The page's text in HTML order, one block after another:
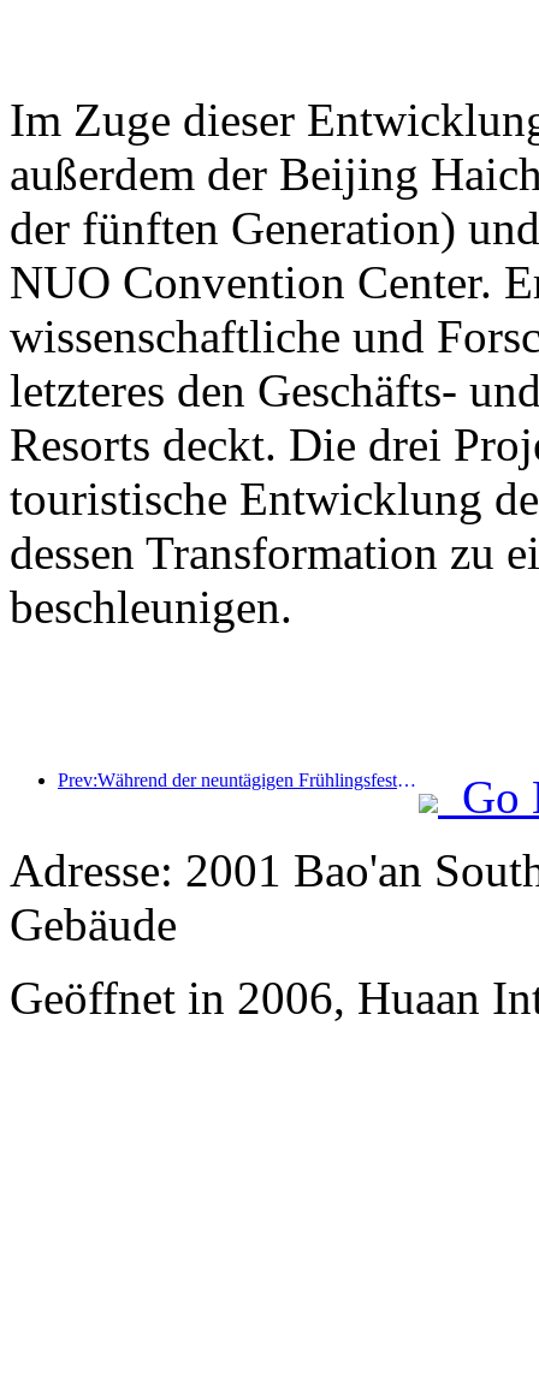
Im Zuge dieser
außerdem der Beijing
der fünften Generation)
NUO Convention Center.
wissenschaftliche und
letzteres den Geschäfts-
Resorts deckt. Die drei
touristische Entwicklung
dessen Transformation zu
beschleunigen.
Prev:Während der neuntägigen Frühlingsfesttage werden voraussichtlich mehr als 18 Millionen Menschen ins Land ein- und ausreisen.
Go
Adresse: 2001 Bao'an
Gebäude
Geöffnet in 2006, Huaan